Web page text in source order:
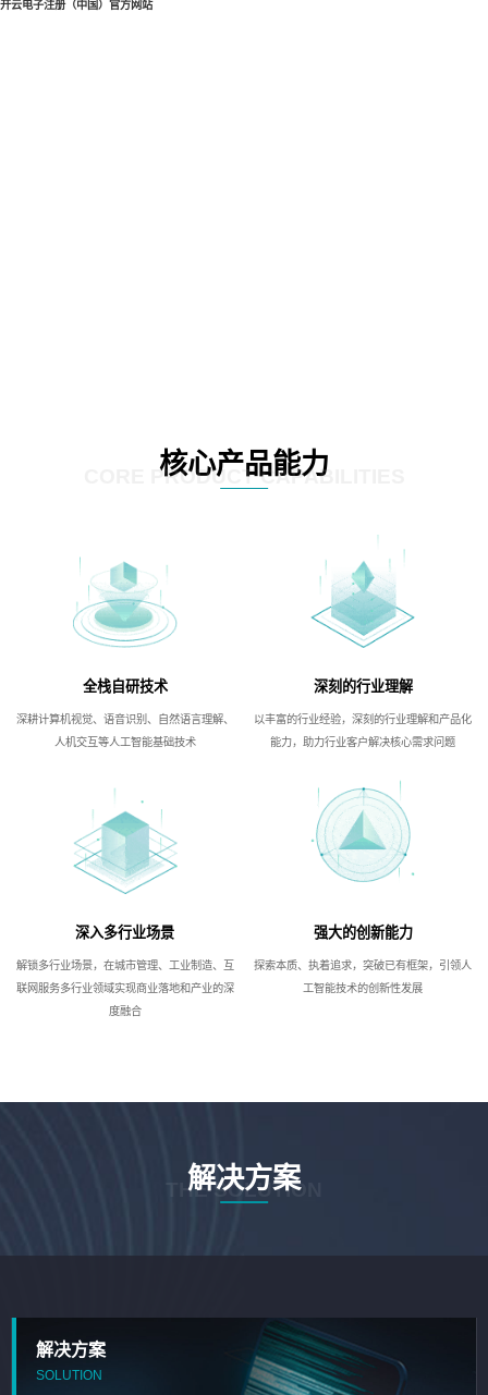
开云电子注册（中国）官方网站
核心产品能力
CORE PRODUCT CAPABILITIES
全栈自研技术
深耕计算机视觉、语音识别、自然语言理解、
人机交互等人工智能基础技术
深刻的行业理解
以丰富的行业经验，深刻的行业理解和产品化
能力，助力行业客户解决核心需求问题
深入多行业场景
解锁多行业场景，在城市管理、工业制造、互
联网服务多行业领域实现商业落地和产业的深
度融合
强大的创新能力
探索本质、执着追求，突破已有框架，引领人
工智能技术的创新性发展
解决方案
THE SOLUTION
解决方案
SOLUTION